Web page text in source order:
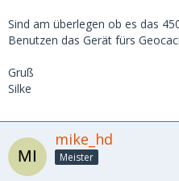
Sind am überlegen ob es das
Benutzen das Gerät fürs
Gruß
Silke
mike_hd
Meister